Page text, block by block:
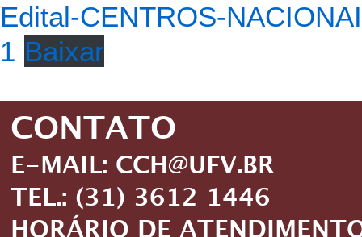
Edital-CENTROS-
1 Baixar
CONTATO
E-MAIL: CCH@UFV.BR
TEL.: (31) 3612 1446